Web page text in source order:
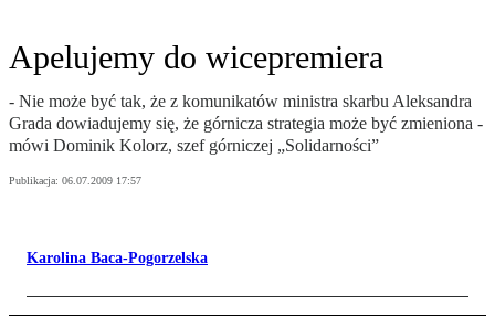
Apelujemy do wicepremiera
- Nie może być tak, że z komunikatów ministra skarbu Aleksandra
Grada dowiadujemy się, że górnicza strategia może być zmieniona -
mówi Dominik Kolorz, szef górniczej „Solidarności”
Publikacja: 06.07.2009 17:57
Karolina Baca-Pogorzelska